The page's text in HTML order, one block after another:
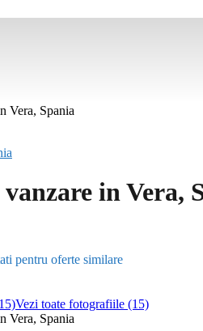
in Vera,
pentru oferte similare
Vezi toate fotografiile (15)